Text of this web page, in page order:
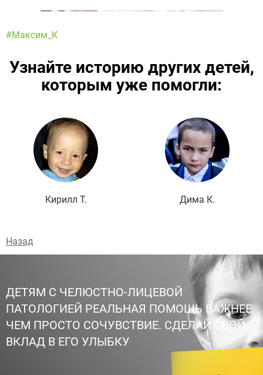
#Максим_К
Узнайте историю других детей,
которым уже помогли:
Кирилл Т.
Подробнее
Дима К.
Назад
ДЕТЯМ С ЧЕЛЮСТНО-ЛИЦЕВОЙ
ПАТОЛОГИЕЙ РЕАЛЬНАЯ ПОМОЩЬ ВАЖНЕЕ,
ЧЕМ ПРОСТО СОЧУВСТВИЕ. СДЕЛАЙ СВОЙ
ВКЛАД В ЕГО УЛЫБКУ